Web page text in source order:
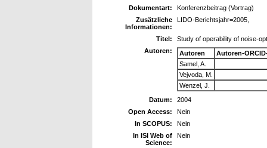
Dokumentart:
Konferenzbeitrag (Vortrag)
Zusätzliche
Informationen:
LIDO-Berichtsjahr=2005,
Titel:
Study of operability of noise-
Autoren:
Autoren
Autoren-
Samel, A.
Vejvoda, M.
Wenzel, J.
Datum:
2004
Open Access:
Nein
In SCOPUS:
Nein
In ISI Web of
Science:
Nein